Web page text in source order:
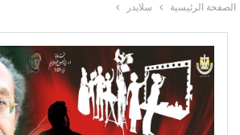
الصفحة الرئيسية سلايدر